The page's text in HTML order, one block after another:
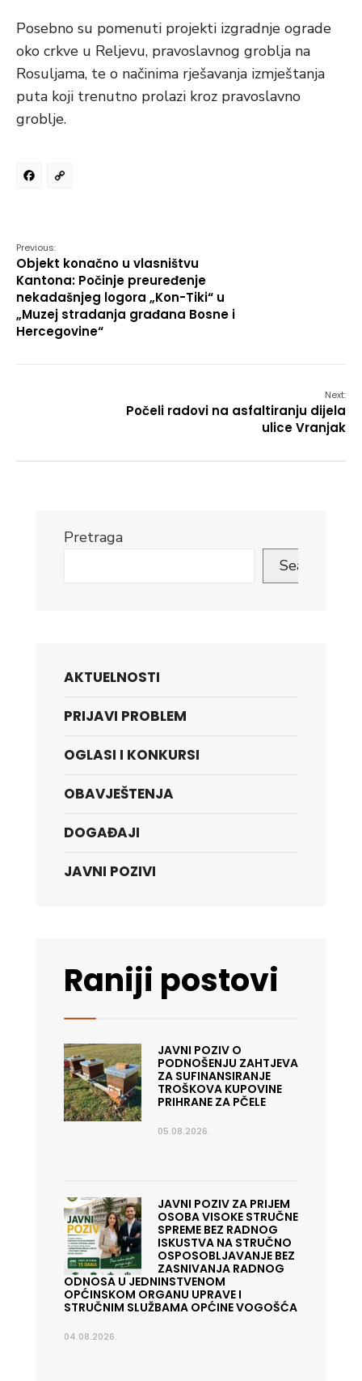
Posebno su pomenuti projekti izgradnje ograde
oko crkve u Reljevu, pravoslavnog groblja na
Rosuljama, te o načinima rješavanja izmještanja
puta koji trenutno prolazi kroz pravoslavno
groblje.
Facebook
Previous:
Objekt konačno u vlasništvu
Kantona: Počinje preuređenje
nekadašnjeg logora „Kon-Tiki“ u
„Muzej stradanja građana Bosne i
Hercegovine“
Next:
Počeli radovi na asfaltiranju dijela
ulice Vranjak
Pretraga
Search
AKTUELNOSTI
PRIJAVI PROBLEM
OGLASI I KONKURSI
OBAVJEŠTENJA
DOGAĐAJI
JAVNI POZIVI
Raniji postovi
JAVNI POZIV O
PODNOŠENJU ZAHTJEVA
ZA SUFINANSIRANJE
TROŠKOVA KUPOVINE
PRIHRANE ZA PČELE
05.08.2026.
JAVNI POZIV ZA PRIJEM
OSOBA VISOKE STRUČNE
SPREME BEZ RADNOG
ISKUSTVA NA STRUČNO
OSPOSOBLJAVANJE BEZ
ZASNIVANJA RADNOG
ODNOSA U JEDNINSTVENOM
OPĆINSKOM ORGANU UPRAVE I
STRUČNIM SLUŽBAMA OPĆINE VOGOŠĆA
04.08.2026.